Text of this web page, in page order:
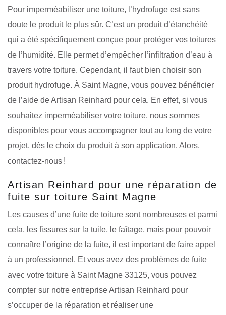
Pour imperméabiliser une toiture, l’hydrofuge est sans
doute le produit le plus sûr. C’est un produit d’étanchéité
qui a été spécifiquement conçue pour protéger vos toitures
de l’humidité. Elle permet d’empêcher l’infiltration d’eau à
travers votre toiture. Cependant, il faut bien choisir son
produit hydrofuge. À Saint Magne, vous pouvez bénéficier
de l’aide de Artisan Reinhard pour cela. En effet, si vous
souhaitez imperméabiliser votre toiture, nous sommes
disponibles pour vous accompagner tout au long de votre
projet, dès le choix du produit à son application. Alors,
contactez-nous !
Artisan Reinhard pour une réparation de
fuite sur toiture Saint Magne
Les causes d’une fuite de toiture sont nombreuses et parmi
cela, les fissures sur la tuile, le faîtage, mais pour pouvoir
connaître l’origine de la fuite, il est important de faire appel
à un professionnel. Et vous avez des problèmes de fuite
avec votre toiture à Saint Magne 33125, vous pouvez
compter sur notre entreprise Artisan Reinhard pour
s’occuper de la réparation et réaliser une